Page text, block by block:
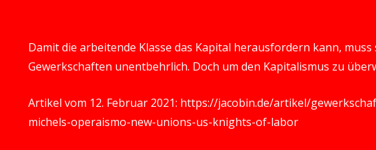
Damit die arbeitende Klasse das Kapital herausfordern kann,
Gewerkschaften unentbehrlich. Doch um den Kapitalismus zu
Artikel vom 12. Februar 2021: https://jacobin.de/artikel/
michels-operaismo-new-unions-us-knights-of-labor